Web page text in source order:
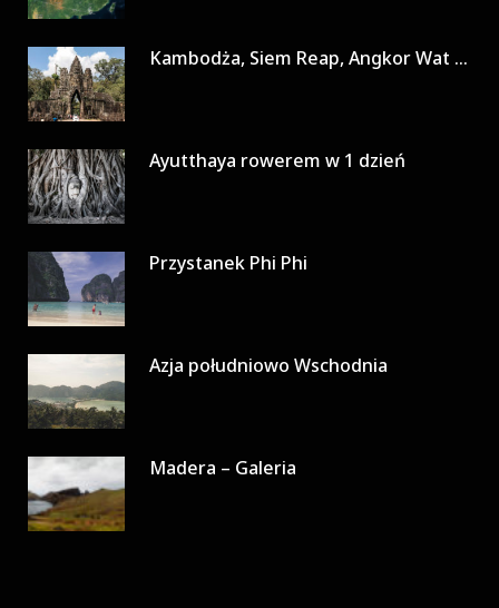
Kambodża, Siem Reap, Angkor Wat w 3 dni
Ayutthaya rowerem w 1 dzień
Przystanek Phi Phi
Azja południowo Wschodnia
Madera – Galeria